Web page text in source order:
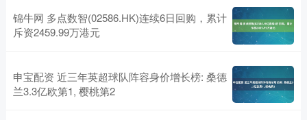
锦牛网 多点数智(02586.HK)连续6日回购，累计
斥资2459.99万港元
申宝配资 近三年英超球队阵容身价增长榜: 桑德
兰3.3亿欧第1, 樱桃第2